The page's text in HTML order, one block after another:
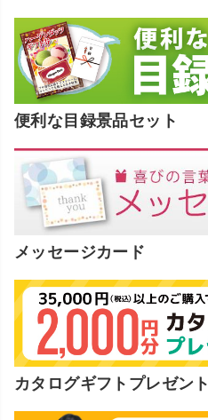
便利な目録景品セット
メッセージカード
カタログギフトプレゼント